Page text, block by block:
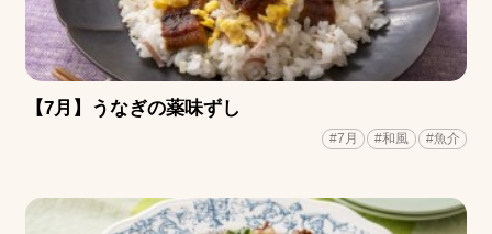
【7月】うなぎの薬味ずし
#7月 #和風 #魚介